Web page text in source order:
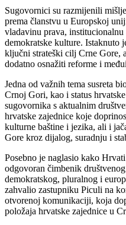
Sugovornici su razmijenili
prema članstvu u Europskoj
vladavinu prava, institucionalnu
demokratske kulture. Istaknuto
ključni strateški cilj Crne Gore,
dodatno osnažiti reforme i
Jedna od važnih tema susreta
Crnoj Gori, kao i status
sugovornika s aktualnim
hrvatske zajednice koje
kulturne baštine i jezika, ali i
Gore kroz dijalog, suradnju i
Posebno je naglasio kako
odgovoran čimbenik
demokratskog, pluralnog i
zahvalio zastupniku Piculi na
otvorenoj komunikaciji, koja
položaja hrvatske zajednice u